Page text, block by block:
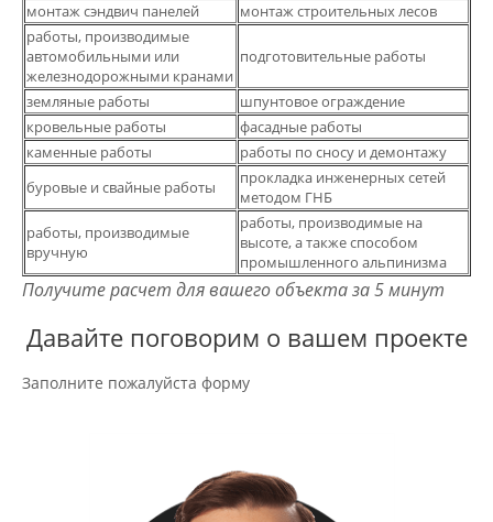
монтаж сэндвич панелей
монтаж строительных лесов
работы, производимые
автомобильными или
железнодорожными кранами
подготовительные работы
земляные работы
шпунтовое ограждение
кровельные работы
фасадные работы
каменные работы
работы по сносу и демонтажу
буровые и свайные работы
прокладка инженерных сетей
методом ГНБ
работы, производимые
вручную
работы, производимые на
высоте, а также способом
промышленного альпинизма
Получите расчет для вашего объекта за 5 минут
Давайте поговорим о вашем проекте
Заполните пожалуйста форму